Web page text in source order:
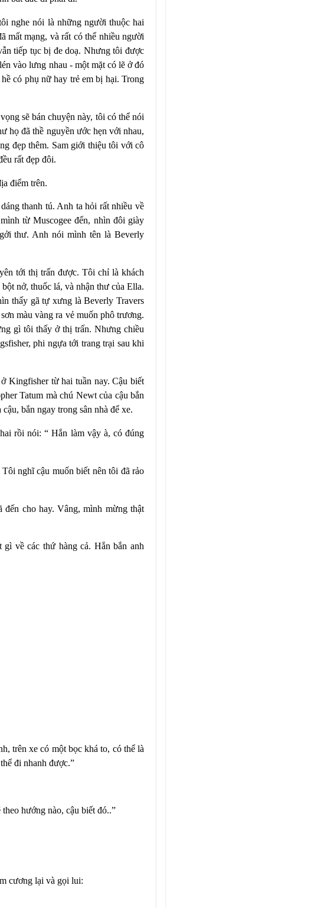
nghe nói là những người thuộc hai
mất mạng, và rất có thể nhiều người
tiếp tục bị đe doạ. Nhưng tôi được
vào lưng nhau - một mặt có lẽ ở đó
có phụ nữ hay trẻ em bị hại. Trong
sẽ bán chuyện này, tôi có thể nói
họ đã thề nguyền ước hẹn với nhau,
đẹp thêm. Sam giới thiệu tôi với cô
rất đẹp đôi.
điểm trên.
thanh tú. Anh ta hỏi rất nhiều về
mình từMuscogee đến, nhìn đôi giày
thư. Anh nói mình tên là Beverly
tới thị trấn được. Tôi chỉ là khách
nở, thuốc lá, và nhận thư của Ella.
thấy gã tự xưng là Beverly Travers
màu vàng ra vẻ muốn phô trương.
gì tôi thấy ở thị trấn. Nhưng chiều
phi ngựa tới trang trại sau khi
ở Kingfisher từ hai tuần nay. Cậu biết
Tatum mà chú Newt của cậu bắn
cậu, bắn ngay trong sân nhà để xe.
rồi nói: “ Hắn làm vậy à, có đúng
nghĩ cậu muốn biết nên tôi đã rảo
đến cho hay. Vâng, mình mừng thật
về các thứ hàng cả. Hắn bắn anh
trên xe có một bọc khá to, có thể là
đi nhanh được.”
theo hướng nào, cậu biết đó..”
cương lại và gọi lui: